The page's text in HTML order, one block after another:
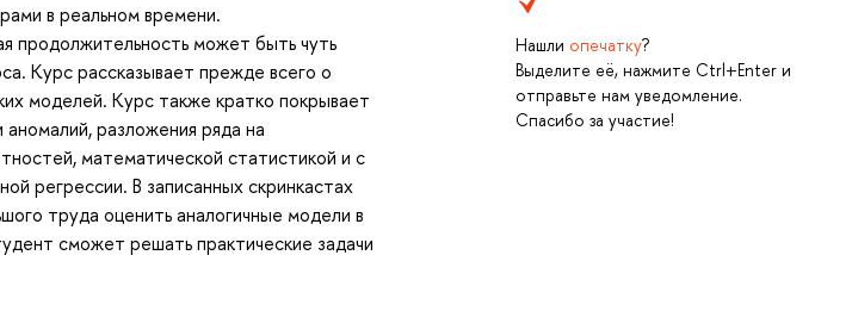
Нашли опечатку?
Выделите её, нажмите Ctrl+Enter и
отправьте нам уведомление.
Спасибо за участие!
в реальном времени.
продолжительность может быть чуть
Курс рассказывает прежде всего о
моделей. Курс также кратко покрывает
разложения ряда на
математической статистикой и с
регрессии. В записанных скринкастах
труда оценить аналогичные модели в
сможет решать практические задачи